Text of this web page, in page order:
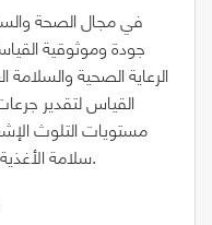
في مجال الصحة
جودة وموثوقية
الرعاية الصحية
القياس لتقدير
مستويات التلوث
سلامة الأغذية والمشروبات من الملوثات الإشعاعية.